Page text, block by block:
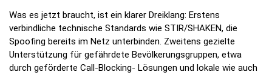
Was es jetzt braucht, ist ein klarer Dreiklang: Erstens
verbindliche technische Standards wie STIR/SHAKEN, die
Spoofing bereits im Netz unterbinden. Zweitens gezielte
Unterstützung für gefährdete Bevölkerungsgruppen, etwa
durch geförderte Call-Blocking- Lösungen und lokale wie auch